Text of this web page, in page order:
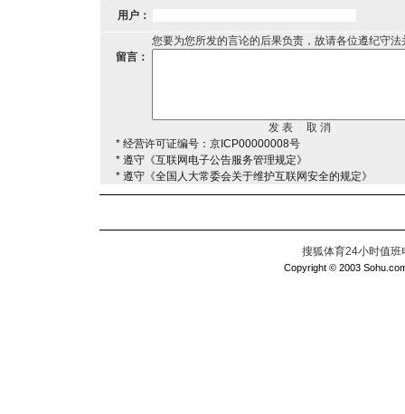
用户：
您要为您所发的言论的后果负责，故请各位遵纪守
留言：
* 经营许可证编号：京ICP00000008号
* 遵守《互联网电子公告服务管理规定》
* 遵守《全国人大常委会关于维护互联网安全的规定》
搜狐体育24小时值
Copyright © 2003